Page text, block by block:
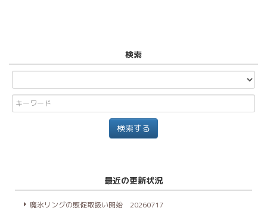
検索
最近の更新状況
魔氷リングの販促取扱い開始 20260717